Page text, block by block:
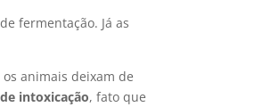
fermentação. Já as
animais deixam de
intoxicação, fato que